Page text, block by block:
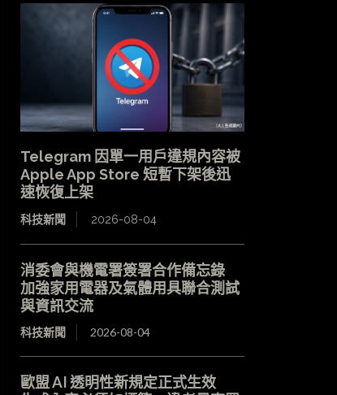
Telegram 因單一用戶違規內容被
Apple App Store 短暫下架後迅
速恢復上架
科技新聞 2026-08-04
消委會與機電署簽署合作備忘錄
加強家用電器及氣體用具聯合測試
與資訊交流
科技新聞 2026-08-04
歐盟 AI 透明性新規定正式生效